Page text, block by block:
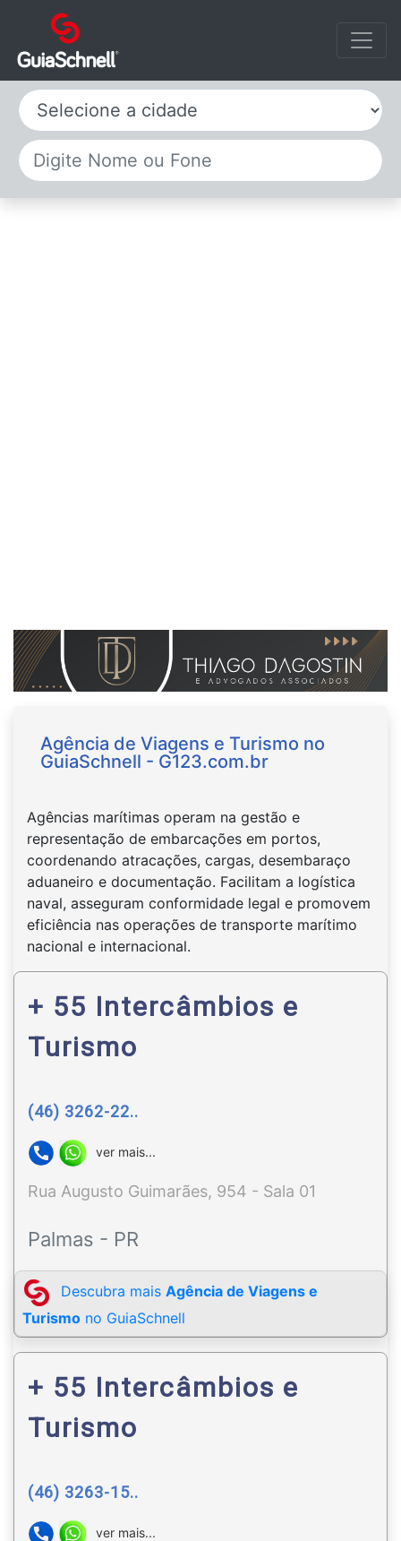
Selecione a cidade
Agência de Viagens e Turismo no
GuiaSchnell - G123.com.br
Agências marítimas operam na gestão e
representação de embarcações em portos,
coordenando atracações, cargas, desembaraço
aduaneiro e documentação. Facilitam a logística
naval, asseguram conformidade legal e promovem
eficiência nas operações de transporte marítimo
nacional e internacional.
+ 55 Intercâmbios e
Turismo
(46) 3262-22..
ver mais...
Rua Augusto Guimarães, 954 - Sala 01
Palmas - PR
Descubra mais Agência de Viagens e
Turismo no GuiaSchnell
+ 55 Intercâmbios e
Turismo
(46) 3263-15..
ver mais...